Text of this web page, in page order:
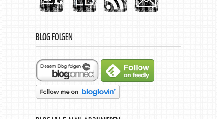
BLOG FOLGEN